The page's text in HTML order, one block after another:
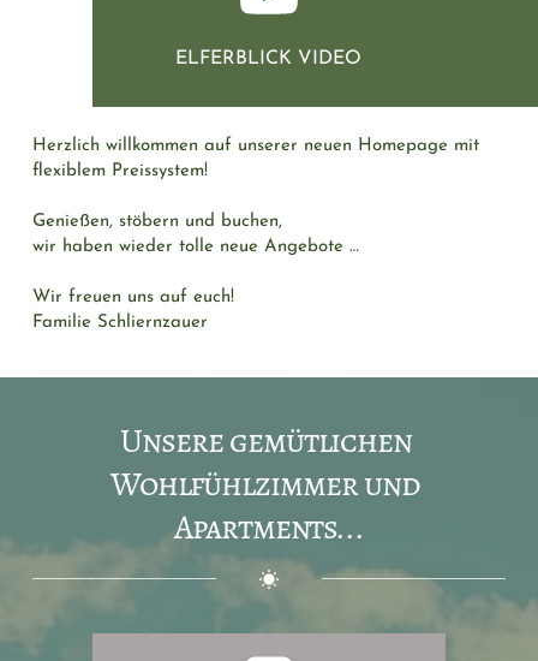
ELFERBLICK VIDEO
Herzlich willkommen auf unserer neuen Homepage mit
flexiblem Preissystem!
Genießen, stöbern und buchen,
wir haben wieder tolle neue Angebote …
Wir freuen uns auf euch!
Familie Schliernzauer
Unsere gemütlichen
Wohlfühlzimmer und
Apartments...